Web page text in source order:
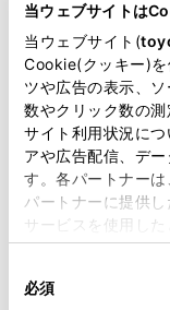
当ウェブサイトは
当ウェブサイト(
Cookie(クッキー)を
ツや広告の表示、
数やクリック数の
サイト利用状況に
アや広告配信、デ
す。各パートナー
パートナーに提供
サービスを使用し
使用することがあ
必須
ご利用の条件
以下の「ご利用の条
ください。
当サイトには、全てのカタ
せん。
当サイトの利用、または利